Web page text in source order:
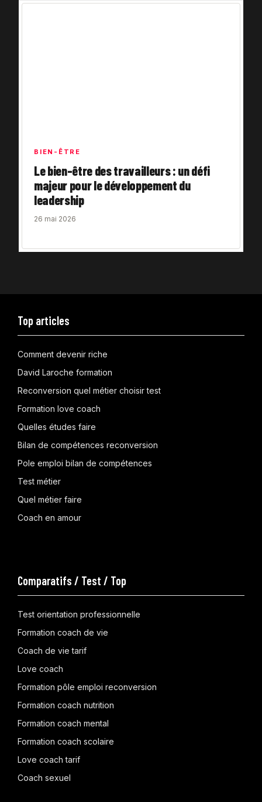
BIEN-ÊTRE
Le bien-être des travailleurs : un défi
majeur pour le développement du
leadership
26 mai 2026
Top articles
Comment devenir riche
David Laroche formation
Reconversion quel métier choisir test
Formation love coach
Quelles études faire
Bilan de compétences reconversion
Pole emploi bilan de compétences
Test métier
Quel métier faire
Coach en amour
Comparatifs / Test / Top
Test orientation professionnelle
Formation coach de vie
Coach de vie tarif
Love coach
Formation pôle emploi reconversion
Formation coach nutrition
Formation coach mental
Formation coach scolaire
Love coach tarif
Coach sexuel